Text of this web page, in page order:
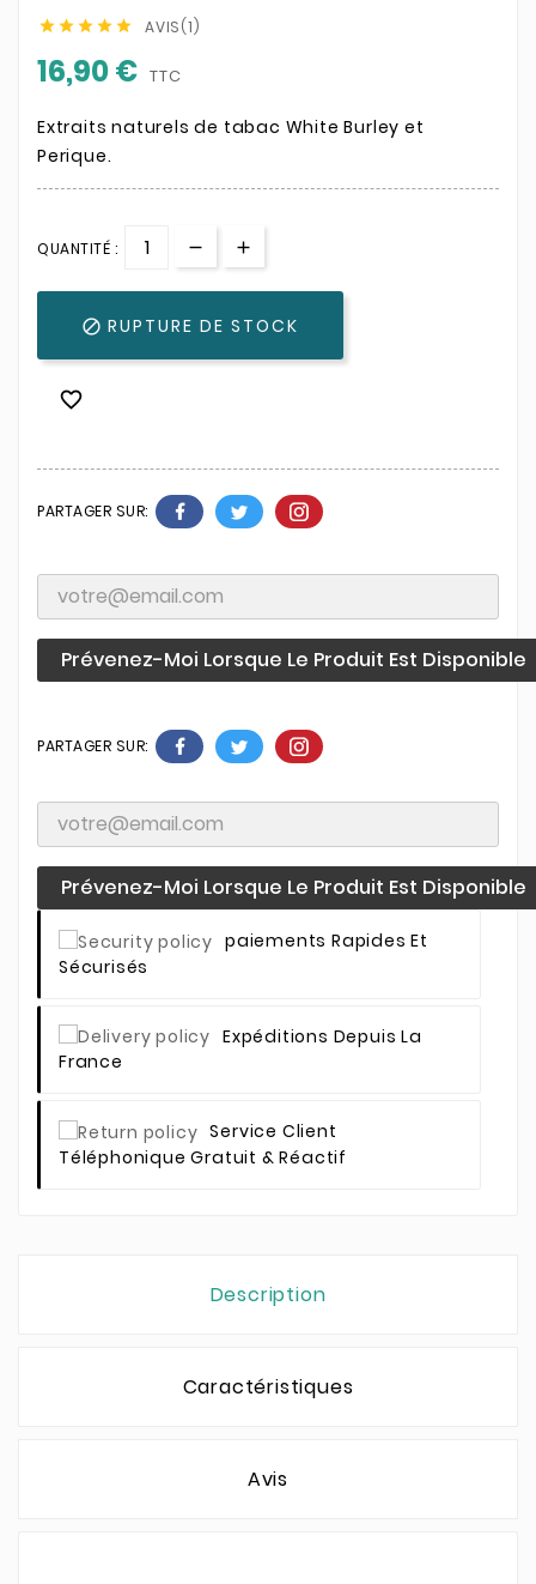
     AVIS(1)
16,90 € TTC
Extraits naturels de tabac White Burley et
Perique.
QUANTITÉ :
 RUPTURE DE STOCK

PARTAGER SUR:
Prévenez-Moi Lorsque Le Produit Est Disponible
PARTAGER SUR:
Prévenez-Moi Lorsque Le Produit Est Disponible
Paiements Rapides Et
Sécurisés
Expéditions Depuis La
France
Service Client
Téléphonique Gratuit & Réactif
Description
Caractéristiques
Avis